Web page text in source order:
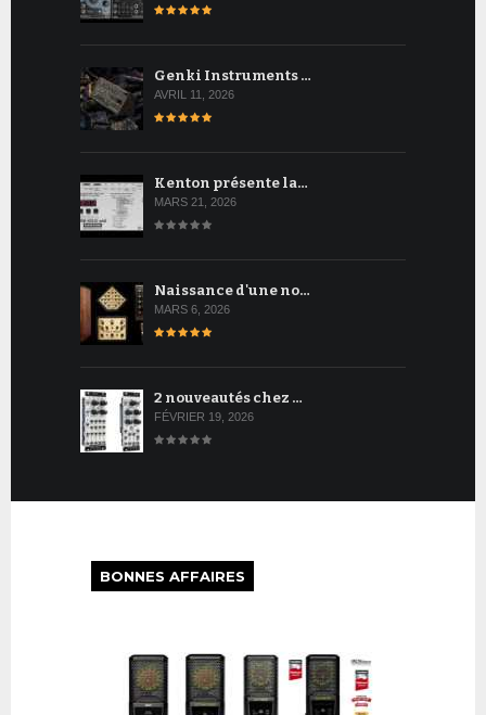
Genki Instruments …
AVRIL 11, 2026
Kenton présente la…
MARS 21, 2026
Naissance d'une no…
MARS 6, 2026
2 nouveautés chez …
FÉVRIER 19, 2026
BONNES AFFAIRES